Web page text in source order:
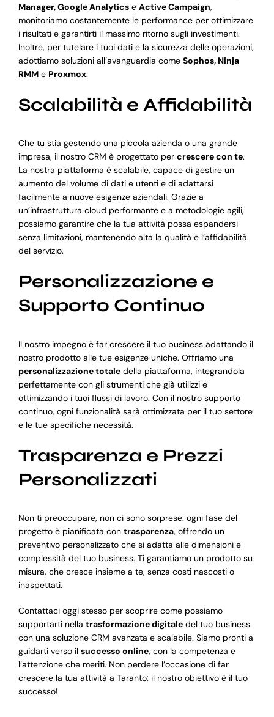
Manager, Google Analyticse Active Campaign,
monitoriamo costantemente le performance per ottimizzare
i risultati e garantirti il massimo ritorno sugli investimenti.
Inoltre, per tutelare i tuoi dati e la sicurezza delle operazioni,
adottiamo soluzioni all’avanguardia come Sophos, Ninja
RMMe Proxmox.
Scalabilità e Affidabilità
Che tu stia gestendo una piccola azienda o una grande
impresa, il nostro CRM è progettato per crescere con te.
La nostra piattaforma è scalabile, capace di gestire un
aumento del volume di dati e utenti e di adattarsi
facilmente a nuove esigenze aziendali. Grazie a
un’infrastruttura cloud performante e a metodologie agili,
possiamo garantire che la tua attività possa espandersi
senza limitazioni, mantenendo alta la qualità e l’affidabilità
del servizio.
Personalizzazione e
Supporto Continuo
Il nostro impegno è far crescere il tuo business adattando il
nostro prodotto alle tue esigenze uniche. Offriamo una
personalizzazione totaledella piattaforma, integrandola
perfettamente con gli strumenti che già utilizzi e
ottimizzando i tuoi flussi di lavoro. Con il nostro supporto
continuo, ogni funzionalità sarà ottimizzata per il tuo settore
e le tue specifiche necessità.
Trasparenza e Prezzi
Personalizzati
Non ti preoccupare, non ci sono sorprese: ogni fase del
progetto è pianificata con trasparenza, offrendo un
preventivo personalizzato che si adatta alle dimensioni e
complessità del tuo business. Ti garantiamo un prodotto su
misura, che cresce insieme a te, senza costi nascosti o
inaspettati.
Contattaci oggi stesso per scoprire come possiamo
supportarti nella trasformazione digitaledel tuo business
con una soluzione CRM avanzata e scalabile. Siamo pronti a
guidarti verso il successo online, con la competenza e
l’attenzione che meriti. Non perdere l’occasione di far
crescere la tua attività a Taranto: il nostro obiettivo è il tuo
successo!